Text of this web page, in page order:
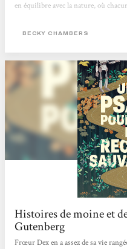
en équilibre avec la nature, où
beau ! Je recommande :) Charlotte
BECKY CHAMBERS
Histoires de moine et
Gutenberg
Frœur Dex en a assez de sa vie